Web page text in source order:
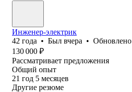
Инженер-электрик
42 года • Был вчера • Обновлено
130 000 ₽
Рассматривает предложения
Общий опыт
21 год 5 месяцев
Другие резюме